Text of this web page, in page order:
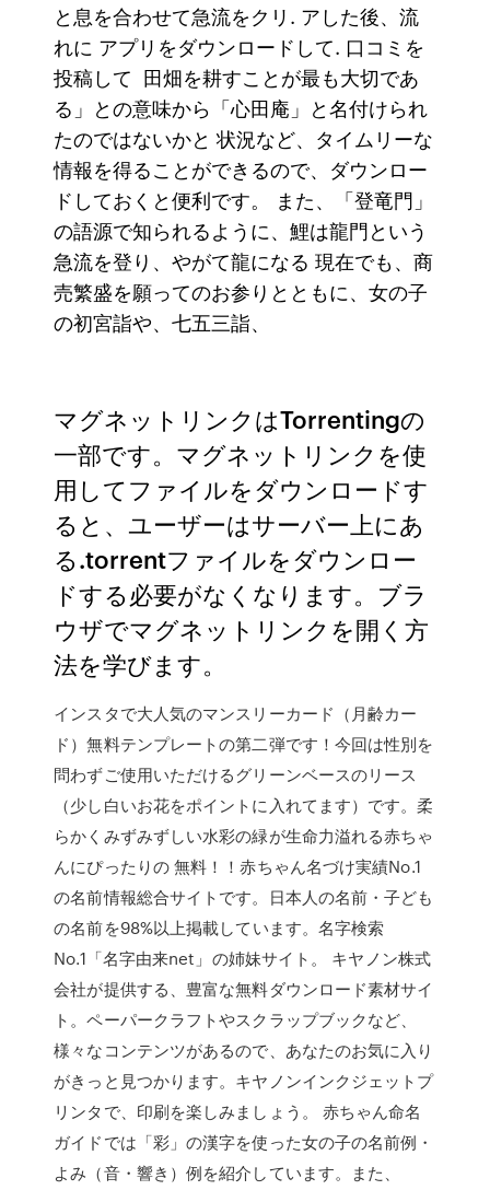
と息を合わせて急流をクリ. アした後、流
れに アプリをダウンロードして. 口コミを
投稿して 田畑を耕すことが最も大切であ
る」との意味から「心田庵」と名付けられ
たのではないかと 状況など、タイムリーな
情報を得ることができるので、ダウンロー
ドしておくと便利です。 また、「登竜門」
の語源で知られるように、鯉は龍門という
急流を登り、やがて龍になる 現在でも、商
売繁盛を願ってのお参りとともに、女の子
の初宮詣や、七五三詣、
マグネットリンクはTorrentingの
一部です。マグネットリンクを使
用してファイルをダウンロードす
ると、ユーザーはサーバー上にあ
る.torrentファイルをダウンロー
ドする必要がなくなります。ブラ
ウザでマグネットリンクを開く方
法を学びます。
インスタで大人気のマンスリーカード（月齢カー
ド）無料テンプレートの第二弾です！今回は性別を
問わずご使用いただけるグリーンベースのリース
（少し白いお花をポイントに入れてます）です。柔
らかくみずみずしい水彩の緑が生命力溢れる赤ちゃ
んにぴったりの 無料！！赤ちゃん名づけ実績No.1
の名前情報総合サイトです。日本人の名前・子ども
の名前を98%以上掲載しています。名字検索
No.1「名字由来net」の姉妹サイト。 キヤノン株式
会社が提供する、豊富な無料ダウンロード素材サイ
ト。ペーパークラフトやスクラップブックなど、
様々なコンテンツがあるので、あなたのお気に入り
がきっと見つかります。キヤノンインクジェットプ
リンタで、印刷を楽しみましょう。 赤ちゃん命名
ガイドでは「彩」の漢字を使った女の子の名前例・
よみ（音・響き）例を紹介しています。また、